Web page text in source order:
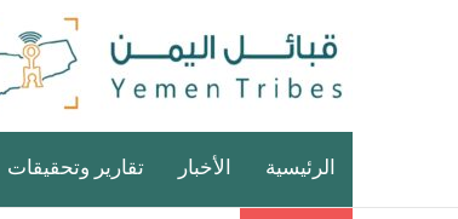
الرئيسية الأخبار تقارير وتحقيقات